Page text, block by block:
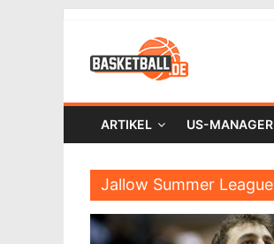
ARTIKEL US-MANAGER
Jallow Summer League